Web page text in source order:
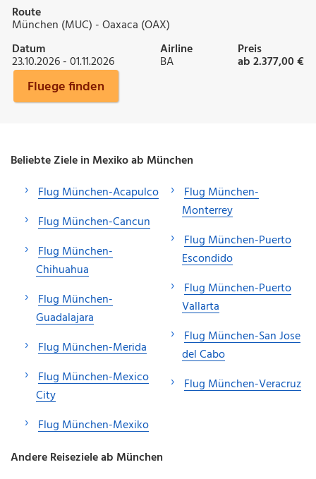
Route
München (MUC) - Oaxaca (OAX)
Datum
23.10.2026 - 01.11.2026
Airline
BA
Preis
ab 2.377,00 €
Fluege finden
Beliebte Ziele in Mexiko ab München
Flug München-Acapulco
Flug München-Cancun
Flug München-
Chihuahua
Flug München-
Guadalajara
Flug München-Merida
Flug München-Mexico
City
Flug München-Mexiko
Flug München-
Monterrey
Flug München-Puerto
Escondido
Flug München-Puerto
Vallarta
Flug München-San Jose
del Cabo
Flug München-Veracruz
Andere Reiseziele ab München